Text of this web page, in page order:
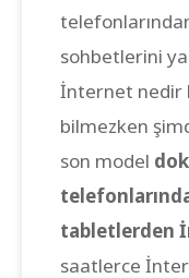
sohbetlerini
İnternet nedir
bilmezken
son model
tabletlerden
saatlerce